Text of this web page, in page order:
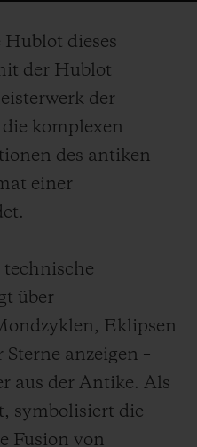
dieses
der Hublot
der
komplexen
des antiken
einer
technische
über
Eklipsen
anzeigen –
aus der Antike. Als
symbolisiert die
Fusion von